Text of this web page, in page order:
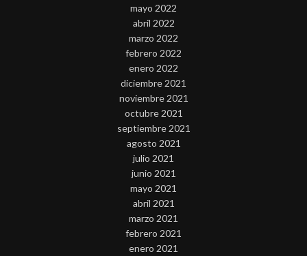
mayo 2022
abril 2022
marzo 2022
febrero 2022
enero 2022
diciembre 2021
noviembre 2021
octubre 2021
septiembre 2021
agosto 2021
julio 2021
junio 2021
mayo 2021
abril 2021
marzo 2021
febrero 2021
enero 2021